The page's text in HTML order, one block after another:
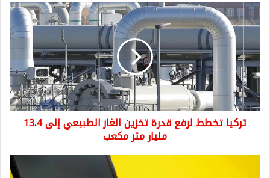
تركيا
تخطط
قدرة
تخزين
الغاز
الطبيعي
إلى
13.4
مليار
تركيا تخطط لرفع قدرة تخزين الغاز الطبيعي إلى 13.4
مليار متر مكعب